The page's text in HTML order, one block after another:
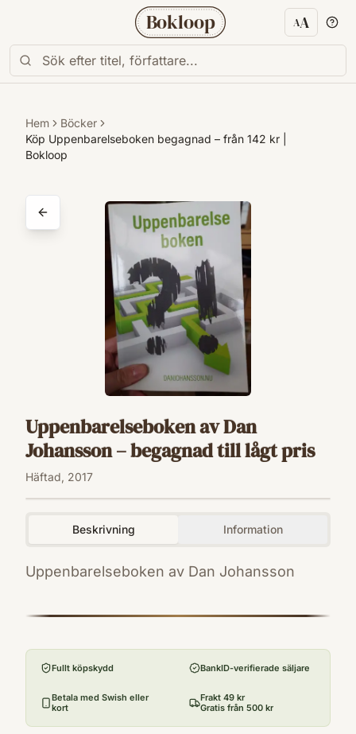
Bokloop AA
Hem
Böcker
Köp Uppenbarelseboken begagnad – från 142 kr |
Bokloop
Uppenbarelseboken av Dan
Johansson – begagnad till lågt pris
Häftad, 2017
Beskrivning Information
Uppenbarelseboken av Dan Johansson
9789163914218
[Dan Johansson]
Utgivningsår
2017
Antal sidor
Fullt köpskydd BankID-verifierade säljare
Betala med Swish eller
kort
Frakt 49 kr
Gratis från 500 kr